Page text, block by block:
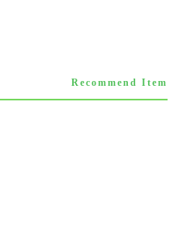
Recommend Item